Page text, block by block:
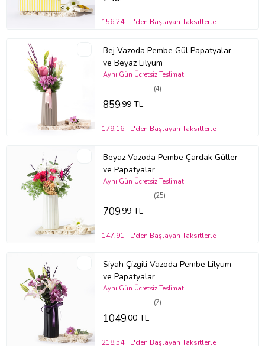
Ekstra bakım gerektirmeyen bu aranjman, yaşam alanlarınıza güzel
bir dokunuş yapmanızı sağlar.
Bazı güllerin uç kısımdaki yapraklarında meydana gelen siyah
alanlar ürünün özel tür olmasından kaynaklı olup güle ait bir kusur
teşkil etmemektedir.
Stok durumuna göre ürünlerde ufak değişiklikler olabilir.
Ürün Kodu:bm194
156,24 TL'den Başlayan Taksitlerle
Bej Vazoda Pembe Gül Papatyalar
ve Beyaz Lilyum
(4)
Aynı Gün Ücretsiz Teslimat
859,99 TL
179,16 TL'den Başlayan Taksitlerle
Beyaz Vazoda Pembe Çardak Güller
ve Papatyalar
(25)
Aynı Gün Ücretsiz Teslimat
709,99 TL
147,91 TL'den Başlayan Taksitlerle
Siyah Çizgili Vazoda Pembe Lilyum
ve Papatyalar
(7)
Aynı Gün Ücretsiz Teslimat
1049,00 TL
218,54 TL'den Başlayan Taksitlerle